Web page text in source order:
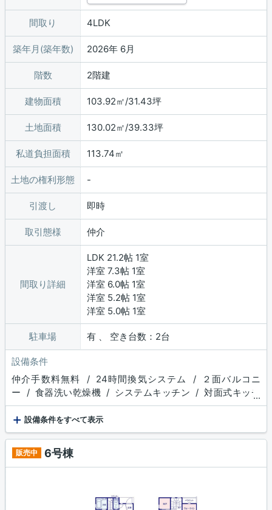
間取り 4LDK
築年月(築年数) 2026年 6月
階数 2階建
建物面積 103.92㎡/31.43坪
土地面積 130.02㎡/39.33坪
私道負担面積 113.74㎡
土地の権利形態
引渡し 即時
取引態様 仲介
間取り詳細
LDK 21.2帖 1室
洋室 7.3帖 1室
洋室 6.0帖 1室
洋室 5.2帖 1室
洋室 5.0帖 1室
駐車場 有 、 空き台数：2台
設備条件
仲介手数料無料 / 24時間換気システム / ２面バルコニ
ー / 食器洗い乾燥機 / システムキッチン / 対面式キッチ
ン / 追焚機能浴室 / 浴室乾燥機 / 温水洗浄便座 / 洗髪洗
面化粧台 / トイレ２ヶ所 / 浴室１坪以上 / 床下収納 / 食
品庫 / 収納豊富 / TVモニタ付インターホン / 複層ガラ
ス / ディンプルキー
...
+ 設備条件をすべて表示
販売中 6号棟